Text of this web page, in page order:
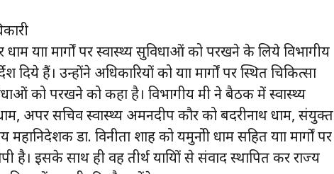
यात्रा मार्गों पर स्वास्थ्य सुविधाओं को परखने के लिये विभागीय
हैं। उन्होंने अधिकारियों को यात्रा मार्गों पर स्थित चिकित्सा
को परखने को कहा है। विभागीय मंत्री ने बैठक में स्वास्थ्य
अपर सचिव स्वास्थ्य अमनदीप कौर को बदरीनाथ धाम, संयुक्त
डा. विनीता शाह को यमुनोत्री धाम सहित यात्रा मार्गों पर
है। इसके साथ ही वह तीर्थ यात्रियों से संवाद स्थापित कर राज्य